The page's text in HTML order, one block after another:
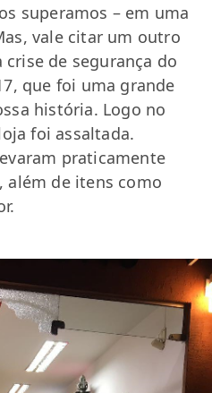
superamos – em uma
vale citar um outro
de segurança do
que foi uma grande
história. Logo no
foi assaltada.
praticamente
além de itens como